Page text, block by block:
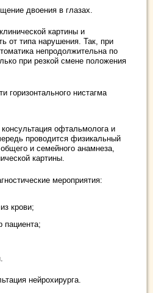
двоения в глазах.
картины и
от типа нарушения. Так, при
непродолжительна по
при резкой смене положения
горизонтального нистагма
офтальмолога и
проводится физикальный
и семейного анамнеза,
картины.
мероприятия:
крови;
пациента;
нейрохирурга.